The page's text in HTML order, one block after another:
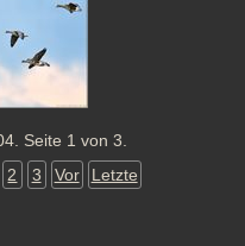
Seite 1 von 3.
2 3 Vor Letzte